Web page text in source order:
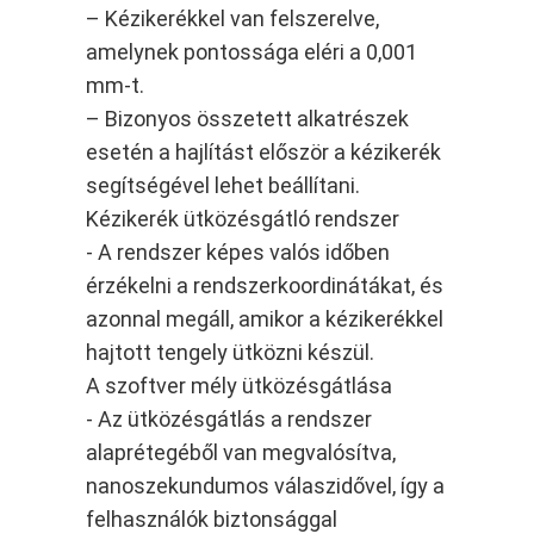
– Kézikerékkel van felszerelve,
amelynek pontossága eléri a 0,001
mm-t.
– Bizonyos összetett alkatrészek
esetén a hajlítást először a kézikerék
segítségével lehet beállítani.
Kézikerék ütközésgátló rendszer
- A rendszer képes valós időben
érzékelni a rendszerkoordinátákat, és
azonnal megáll, amikor a kézikerékkel
hajtott tengely ütközni készül.
A szoftver mély ütközésgátlása
- Az ütközésgátlás a rendszer
alaprétegéből van megvalósítva,
nanoszekundumos válaszidővel, így a
felhasználók biztonsággal